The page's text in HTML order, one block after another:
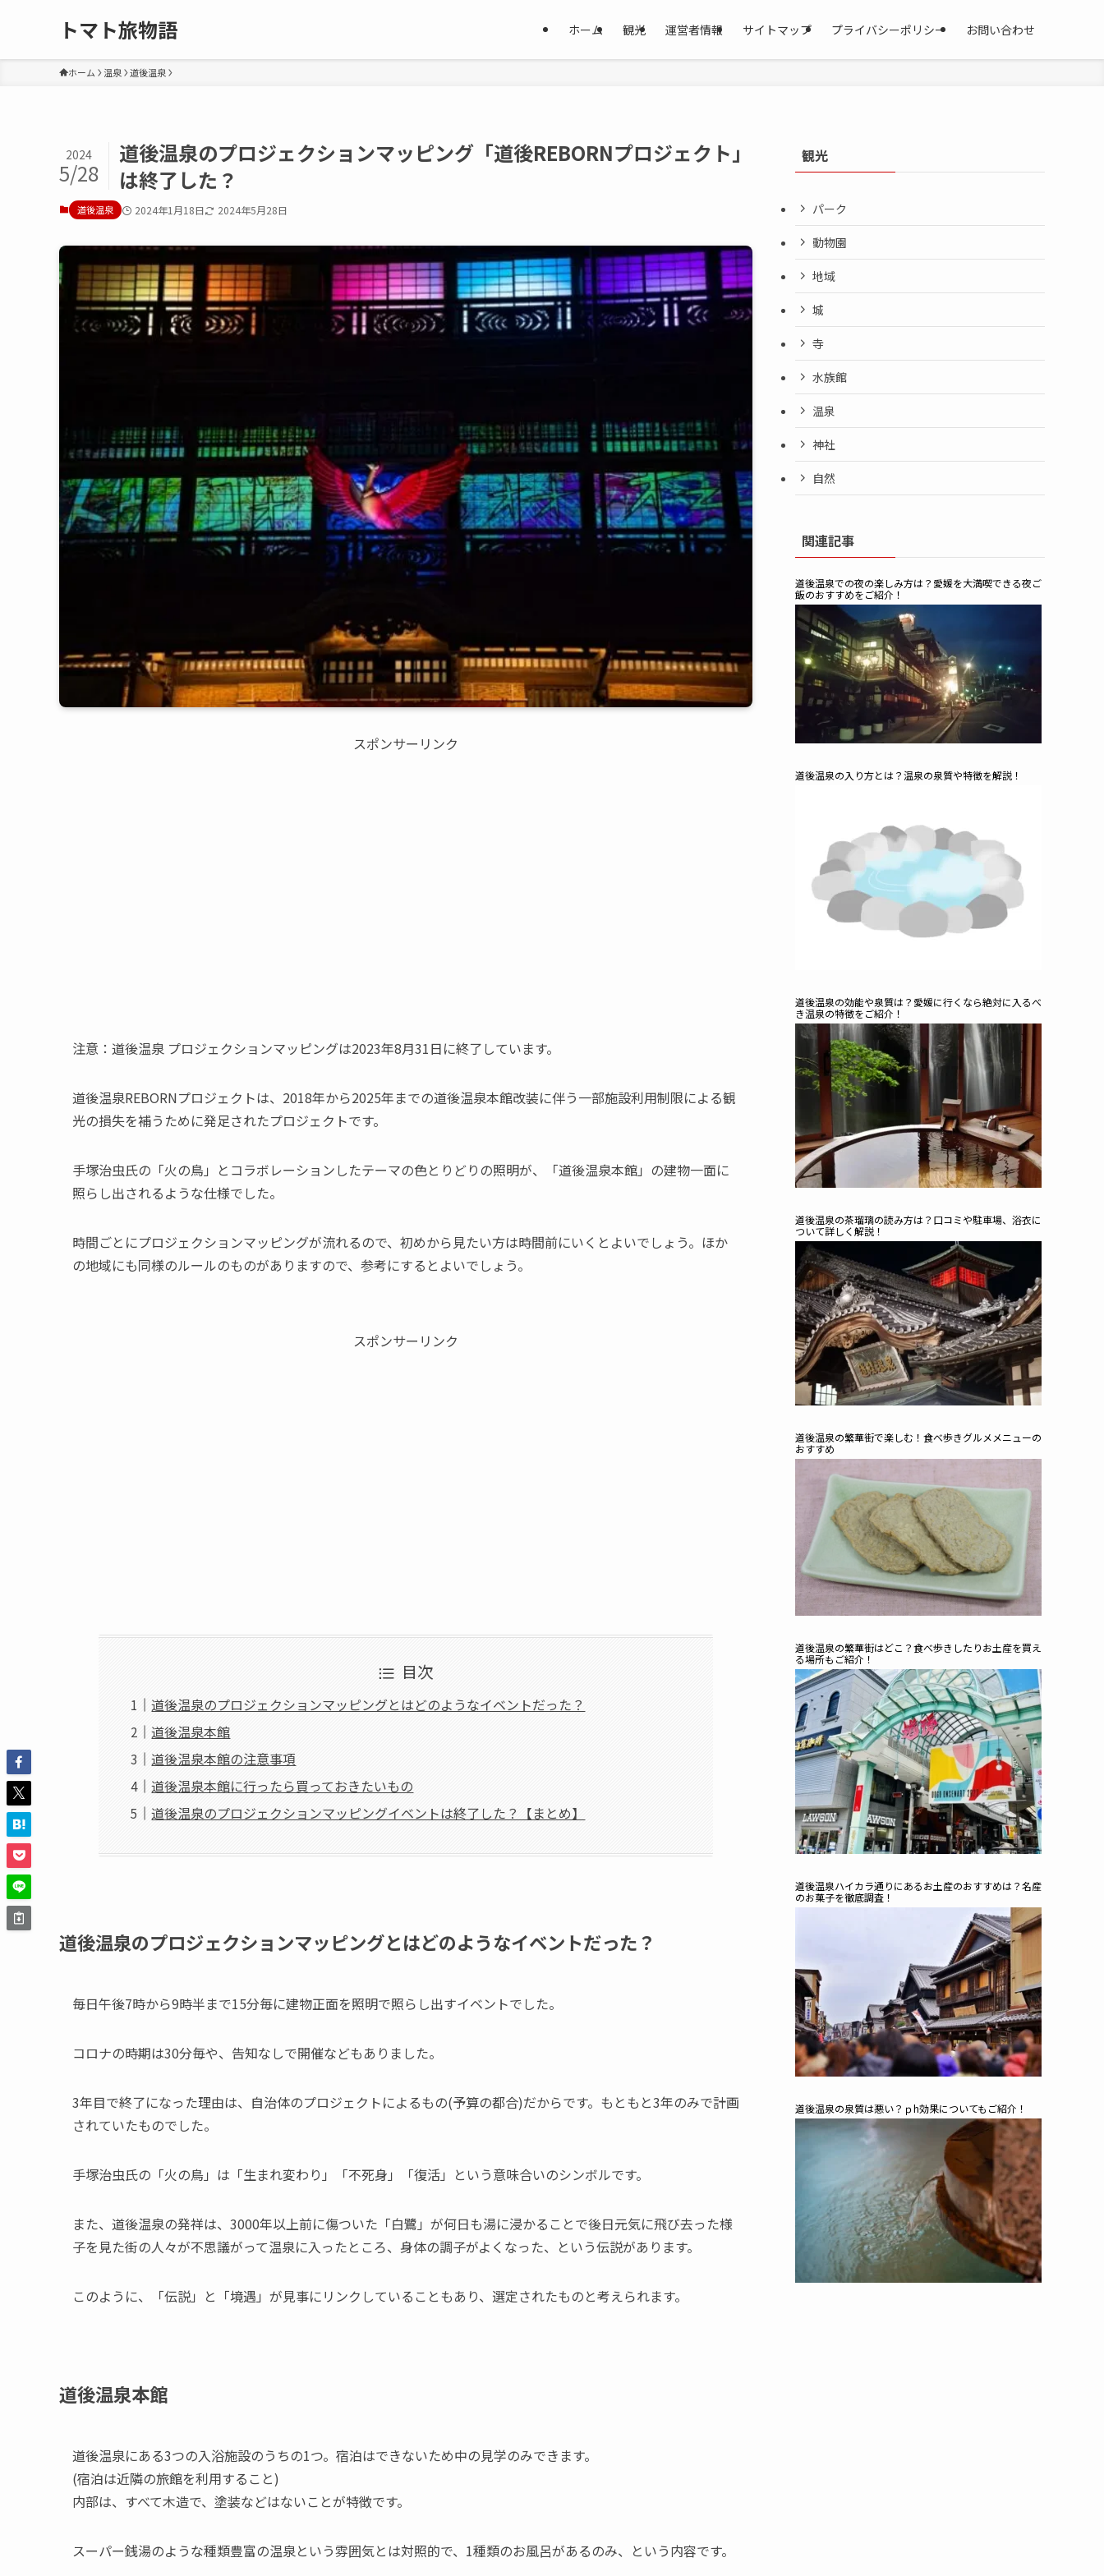
トマト旅物語 ホーム 観光 運営者情報 サイトマップ プライバシーポリシー お問い合わせ
ホーム 温泉 道後温泉
道後温泉のプロジェクションマッピング「道後REBORNプロジェクト」
は終了した？
2024
5/28
道後温泉 2024年1月18日 2024年5月28日
スポンサーリンク
注意：道後温泉 プロジェクションマッピングは2023年8月31日に終了しています。
道後温泉REBORNプロジェクトは、2018年から2025年までの道後温泉本館改装に伴う一部施設利用制限による観
光の損失を補うために発足されたプロジェクトです。
手塚治虫氏の「火の鳥」とコラボレーションしたテーマの色とりどりの照明が、「道後温泉本館」の建物一面に
照らし出されるような仕様でした。
時間ごとにプロジェクションマッピングが流れるので、初めから見たい方は時間前にいくとよいでしょう。ほか
の地域にも同様のルールのものがありますので、参考にするとよいでしょう。
スポンサーリンク
目次
道後温泉のプロジェクションマッピングとはどのようなイベントだった？
道後温泉本館
道後温泉本館の注意事項
道後温泉本館に行ったら買っておきたいもの
道後温泉のプロジェクションマッピングイベントは終了した？【まとめ】
道後温泉のプロジェクションマッピングとはどのようなイベントだった？
毎日午後7時から9時半まで15分毎に建物正面を照明で照らし出すイベントでした。
コロナの時期は30分毎や、告知なしで開催などもありました。
3年目で終了になった理由は、自治体のプロジェクトによるもの(予算の都合)だからです。もともと3年のみで計画
されていたものでした。
手塚治虫氏の「火の鳥」は「生まれ変わり」「不死身」「復活」という意味合いのシンボルです。
また、道後温泉の発祥は、3000年以上前に傷ついた「白鷺」が何日も湯に浸かることで後日元気に飛び去った様
子を見た街の人々が不思議がって温泉に入ったところ、身体の調子がよくなった、という伝説があります。
このように、「伝説」と「境遇」が見事にリンクしていることもあり、選定されたものと考えられます。
道後温泉本館
道後温泉にある3つの入浴施設のうちの1つ。宿泊はできないため中の見学のみできます。
(宿泊は近隣の旅館を利用すること)
内部は、すべて木造で、塗装などはないことが特徴です。
スーパー銭湯のような種類豊富の温泉という雰囲気とは対照的で、1種類のお風呂があるのみ、という内容です。
観光
パーク
動物園
地域
城
寺
水族館
温泉
神社
自然
関連記事
道後温泉での夜の楽しみ方は？愛媛を大満喫できる夜ご
飯のおすすめをご紹介！
道後温泉の入り方とは？温泉の泉質や特徴を解説！
道後温泉の効能や泉質は？愛媛に行くなら絶対に入るべ
き温泉の特徴をご紹介！
道後温泉の茶瑠璃の読み方は？口コミや駐車場、浴衣に
ついて詳しく解説！
道後温泉の繁華街で楽しむ！食べ歩きグルメメニューの
おすすめ
道後温泉の繁華街はどこ？食べ歩きしたりお土産を買え
る場所もご紹介！
道後温泉ハイカラ通りにあるお土産のおすすめは？名産
のお菓子を徹底調査！
道後温泉の泉質は悪い？ｐh効果についてもご紹介！